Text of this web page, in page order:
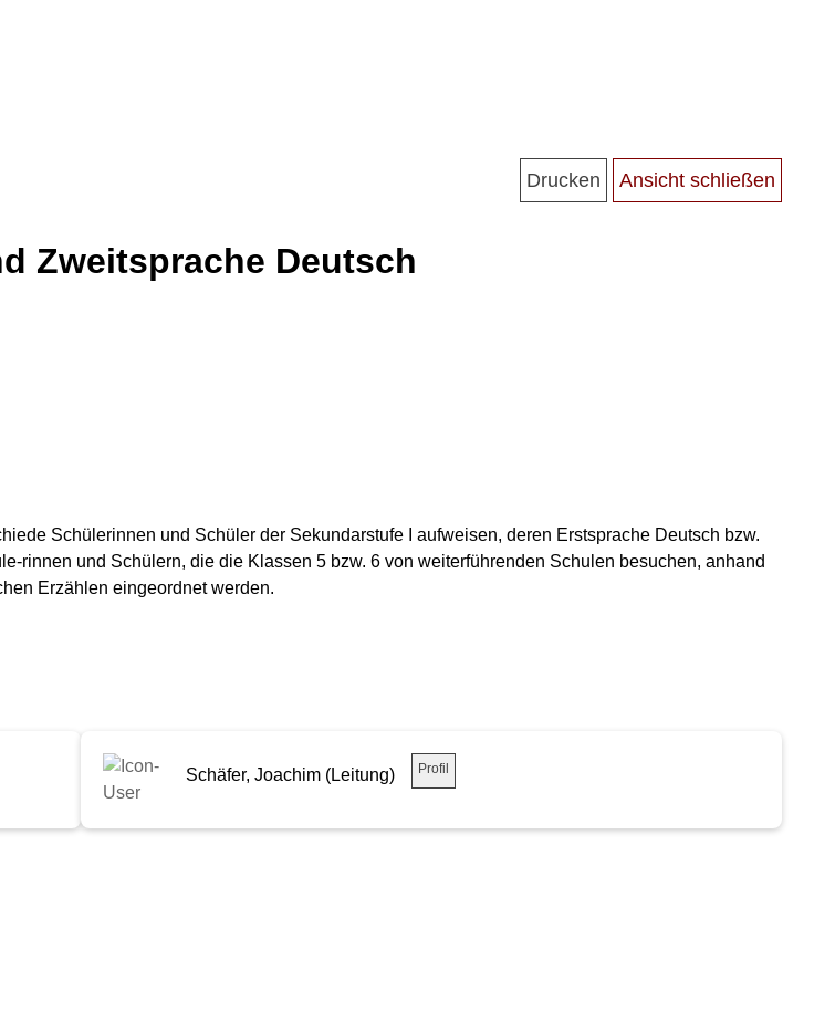
Zweitsprache Deutsch
Schülerinnen und Schüler der Sekundarstufe I aufweisen, deren Erstsprache Deutsch bzw.
rinnen und Schülern, die die Klassen 5 bzw. 6 von weiterführenden Schulen besuchen, anhand
Erzählen eingeordnet werden.
Schäfer, Joachim (Leitung) Profil